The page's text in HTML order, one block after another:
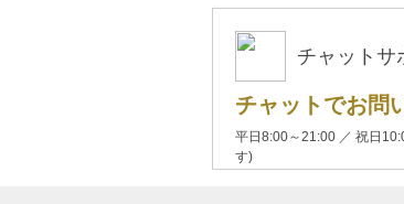
チャットサ
チャットでお問
平日8:00～21:00 ／ 祝日
す)